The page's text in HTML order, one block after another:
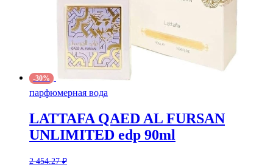
-30%
парфюмерная вода
LATTAFA QAED AL FURSAN
UNLIMITED edp 90ml
2 454.27₽